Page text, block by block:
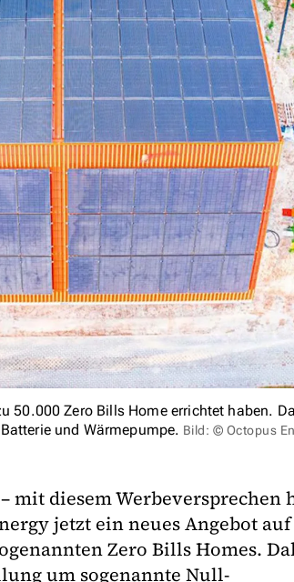
50.000 Zero Bills Home errichtet haben.
und Wärmepumpe. Bild: © Octopus
mit diesem Werbeversprechen
jetzt ein neues Angebot
Zero Bills Homes.
um sogenannte Null-